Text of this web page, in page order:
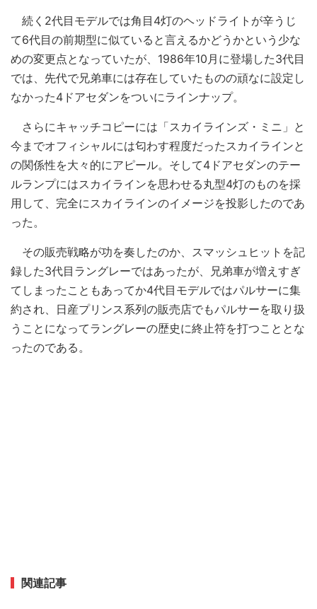
続く2代目モデルでは角目4灯のヘッドライトが辛うじ
て6代目の前期型に似ていると言えるかどうかという少な
めの変更点となっていたが、1986年10月に登場した3代目
では、先代で兄弟車には存在していたものの頑なに設定し
なかった4ドアセダンをついにラインナップ。
さらにキャッチコピーには「スカイラインズ・ミニ」と
今までオフィシャルには匂わす程度だったスカイラインと
の関係性を大々的にアピール。そして4ドアセダンのテー
ルランプにはスカイラインを思わせる丸型4灯のものを採
用して、完全にスカイラインのイメージを投影したのであ
った。
その販売戦略が功を奏したのか、スマッシュヒットを記
録した3代目ラングレーではあったが、兄弟車が増えすぎ
てしまったこともあってか4代目モデルではパルサーに集
約され、日産プリンス系列の販売店でもパルサーを取り扱
うことになってラングレーの歴史に終止符を打つこととな
ったのである。
関連記事